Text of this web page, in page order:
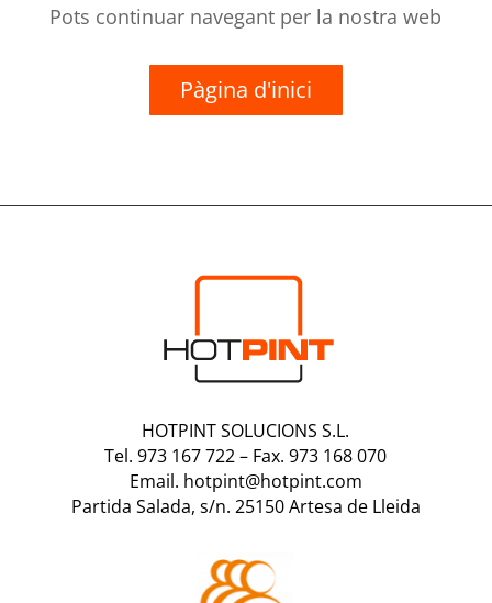
Pots continuar navegant per la nostra web
Pàgina d'inici
HOTPINT SOLUCIONS S.L.
Tel. 973 167 722– Fax. 973 168 070
Email. hotpint@hotpint.com
Partida Salada, s/n. 25150 Artesa de Lleida